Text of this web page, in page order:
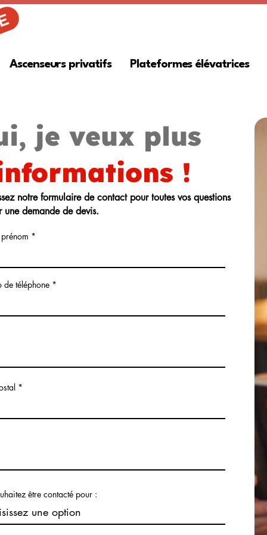
Ascenseurs privatifs Plateformes élévatrices
je veux plus
!
notre formulaire de contact pour toutes vos questions
une demande de devis.
de téléphone
être contacté pour :